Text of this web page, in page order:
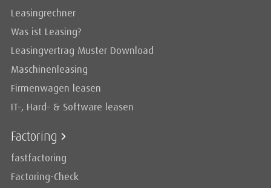
Leasingrechner
Was ist Leasing?
Leasingvertrag Muster Download
Maschinenleasing
Firmenwagen leasen
IT-, Hard- & Software leasen
Factoring
fastfactoring
Factoring-Check